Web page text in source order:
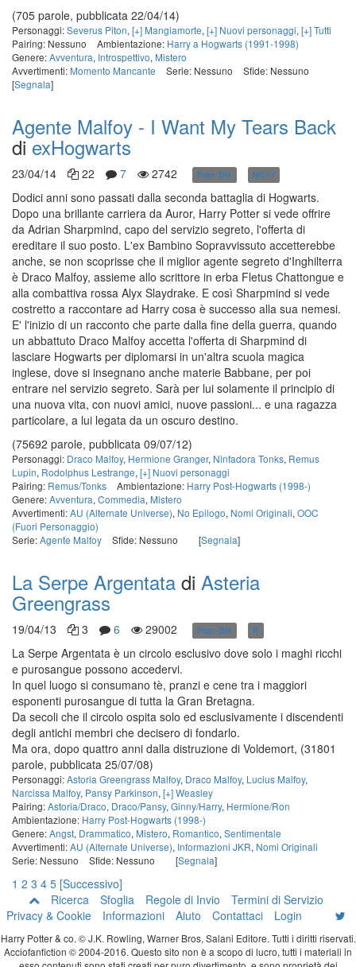
(705 parole, pubblicata 22/04/14)
Personaggi:Severus Piton, [+] Mangiamorte, [+] Nuovi personaggi, [+] Tutti
Pairing: Nessuno
Ambientazione: Harry a Hogwarts (1991-1998)
Genere:Avventura, Introspettivo, Mistero
Avvertimenti: Momento Mancante Serie: Nessuno
Sfide: Nessuno
[Segnala]
Agente Malfoy - I Want My Tears Back
diexHogwarts
23/04/14 22 7 2742 Post-DH NC17
Dodici anni sono passati dalla seconda battaglia di Hogwarts.
Dopo una brillante carriera da Auror, Harry Potter si vede offrire
da Adrian Sharpmind, capo del servizio segreto, l'offerta di
ereditare il suo posto. L'ex Bambino Sopravvissuto accetterebbe
anche, se non scoprisse che il miglior agente segreto d'Inghilterra
è Draco Malfoy, assieme allo scrittore in erba Fletus Chattongue e
alla combattiva rossa Alyx Slaydrake. E così Sharpmind si vede
costretto a raccontare ad Harry cosa è successo alla sua nemesi.
E' l'inizio di un racconto che parte dalla fine della guerra, quando
un abbattuto Draco Malfoy accetta l'offerta di Sharpmind di
lasciare Hogwarts per diplomarsi in un'altra scuola magica
inglese, dove si insegnano anche materie Babbane, per poi
entrare nel servizio segreto. Sarà per lui solamente il principio di
una nuova vita, con nuovi amici, nuove passioni... e una ragazza
particolare, a lui legata da un oscuro destino.
(75692 parole, pubblicata 09/07/12)
Personaggi: Draco Malfoy, Hermione Granger, Ninfadora Tonks, Remus
Lupin, Rodolphus Lestrange, [+] Nuovi personaggi
Pairing: Remus/Tonks Ambientazione: Harry Post-Hogwarts (1998-)
Genere:Avventura, Commedia, Mistero
Avvertimenti:AU (Alternate Universe), No Epilogo, Nomi Originali, OOC
(Fuori Personaggio)
Serie:Agente Malfoy Sfide: Nessuno [Segnala]
La Serpe Argentata di Asteria
Greengrass
19/04/13 3 6 29002 Post-DH R
La Serpe Argentata è un circolo esclusivo dove solo i maghi ricchi
e purosangue possono accedervi.
In quel luogo si consumano tè, pranzi e cene tra i maggiori
esponenti purosangue di tutta la Gran Bretagna.
Da secoli che il circolo ospita solo ed esclusivamente i discendenti
degli antichi membri che decisero di fondarlo.
Ma ora, dopo quattro anni dalla distruzione di Voldemort, (31801
parole, pubblicata 25/07/08)
Personaggi:Astoria Greengrass Malfoy, Draco Malfoy, Lucius Malfoy,
Narcissa Malfoy, Pansy Parkinson, [+] Weasley
Pairing:Astoria/Draco, Draco/Pansy, Ginny/Harry, Hermione/Ron
Ambientazione: Harry Post-Hogwarts (1998-)
Genere:Angst, Drammatico, Mistero, Romantico, Sentimentale
Avvertimenti:AU (Alternate Universe), Informazioni JKR, Nomi Originali
Serie: Nessuno
Sfide: Nessuno [Segnala]
1 2 3 4 5 [Successivo]
Ricerca
Sfoglia Regole di Invio
Termini di Servizio
Privacy & Cookie
Informazioni Aiuto Contattaci Login
Harry Potter & co. © J.K. Rowling, Warner Bros, Salani Editore. Tutti i diritti riservati.
Acciofanfiction © 2004-2016. Questo sito non è a scopo di lucro, tutti i materiali in